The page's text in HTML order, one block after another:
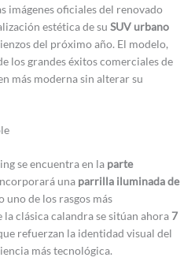
imágenes oficiales del renovado
estética de su SUV urbano
del próximo año. El modelo,
los grandes éxitos comerciales de
más moderna sin alterar su
se encuentra en la parte
una parrilla iluminada de
uno de los rasgos más
clásica calandra se sitúan ahora 7
refuerzan la identidad visual del
más tecnológica.